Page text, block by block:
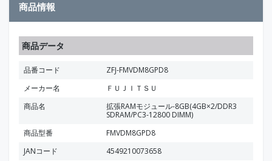
商品情報
商品データ
品番コード
ZFJ-FMVDM8GPD8
メーカー名
ＦＵＪＩＴＳＵ
商品名
拡張RAMモジュール-8GB(4GB×2/DDR3
SDRAM/PC3-12800 DIMM)
商品型番
FMVDM8GPD8
JANコード
4549210073658